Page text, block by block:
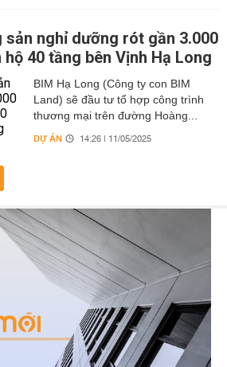
sản nghỉ dưỡng rót gần 3.000
40 tầng bên Vịnh Hạ Long
BIM Hạ Long (Công ty con BIM
Land) sẽ đầu tư tổ hợp công trình
thương mại trên đường Hoàng...
DỰ ÁN 14:26 | 11/05/2025